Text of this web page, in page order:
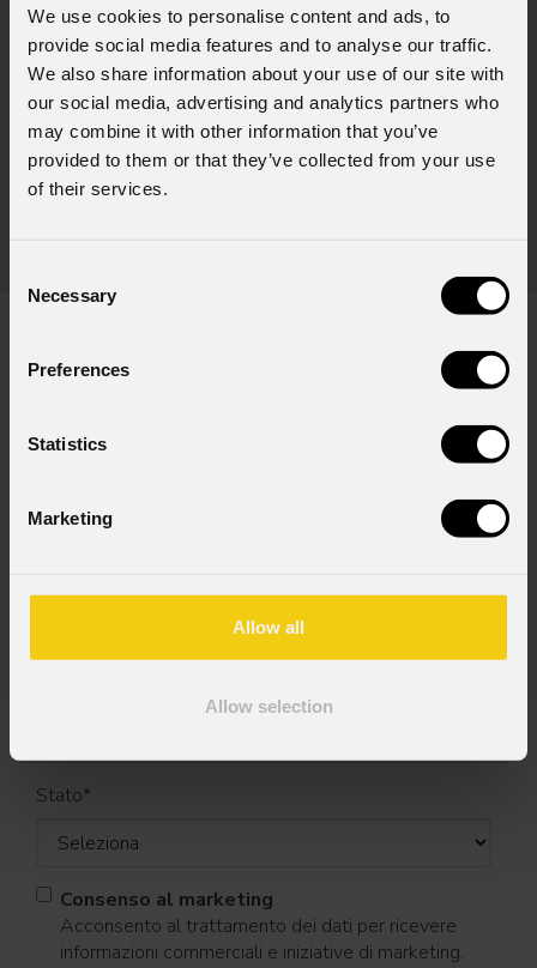
We use cookies to personalise content and ads, to
provide social media features and to analyse our traffic.
We also share information about your use of our site with
our social media, advertising and analytics partners who
may combine it with other information that you’ve
provided to them or that they’ve collected from your use
of their services.
Selection
Necessary
Preferences
Statistics
Marketing
Allow all
Allow selection
06 Agosto 2026
PROLIGHTS sul palco del Rock in Rio a Lisbona
L'edizione portoghese del celebre festival brasiliano Rock in Rio ,
a cadenza biennale, ha trasformato il Parque Tejo di Lisbona nella
leggendaria Cidade do Rock . In quattro giornate all'insegna di
musica, magia e connessione, decine di artisti internazionali
Stato*
Consenso al marketing
Acconsento al trattamento dei dati per ricevere
informazioni commerciali e iniziative di marketing.